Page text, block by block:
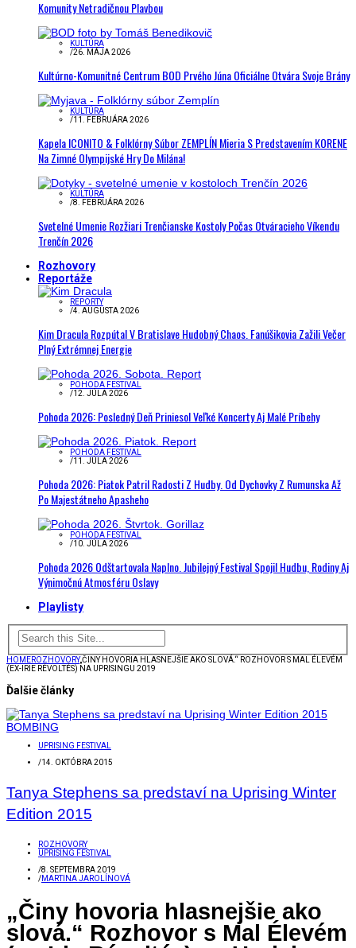
Komunity Netradičnou Plavbou
KULTÚRA
/26. MÁJA 2026
Kultúrno-Komunitné Centrum BOD Prvého Júna Oficiálne Otvára Svoje Brány
KULTÚRA
/11. FEBRUÁRA 2026
Kapela ICONITO & Folklórny Súbor ZEMPLÍN Mieria S Predstavením KORENE
Na Zimné Olympijské Hry Do Milána!
KULTÚRA
/8. FEBRUÁRA 2026
Svetelné Umenie Rozžiari Trenčianske Kostoly Počas Otváracieho Víkendu
Trenčín 2026
Rozhovory
Reportáže
REPORTY
/4. AUGUSTA 2026
Kim Dracula Rozpútal V Bratislave Hudobný Chaos. Fanúšikovia Zažili Večer
Plný Extrémnej Energie
POHODA FESTIVAL
/12. JÚLA 2026
Pohoda 2026: Posledný Deň Priniesol Veľké Koncerty Aj Malé Príbehy
POHODA FESTIVAL
/11. JÚLA 2026
Pohoda 2026: Piatok Patril Radosti Z Hudby. Od Dychovky Z Rumunska Až
Po Majestátneho Apasheho
POHODA FESTIVAL
/10. JÚLA 2026
Pohoda 2026 Odštartovala Naplno. Jubilejný Festival Spojil Hudbu, Rodiny Aj
Výnimočnú Atmosféru Oslavy
Playlisty
HOMEROZHOVORY„ČINY HOVORIA HLASNEJŠIE AKO SLOVÁ.“ ROZHOVOR S MAL ÉLEVÉM
(EX-IRIE RÉVOLTÉS) NA UPRISINGU 2019
Ďalšie články
UPRISING FESTIVAL
/14. OKTÓBRA 2015
Tanya Stephens sa predstaví na Uprising Winter
Edition 2015
ROZHOVORY
UPRISING FESTIVAL
/8. SEPTEMBRA 2019
/MARTINA JAROLÍNOVÁ
„Činy hovoria hlasnejšie ako
slová.“ Rozhovor s Mal Élevém